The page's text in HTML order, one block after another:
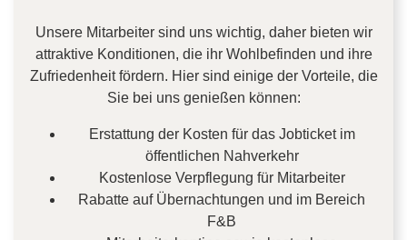
Unsere Mitarbeiter sind uns wichtig, daher bieten wir
attraktive Konditionen, die ihr Wohlbefinden und ihre
Zufriedenheit fördern. Hier sind einige der Vorteile, die
Sie bei uns genießen können:
Erstattung der Kosten für das Jobticket im
öffentlichen Nahverkehr
Kostenlose Verpflegung für Mitarbeiter
Rabatte auf Übernachtungen und im Bereich
F&B